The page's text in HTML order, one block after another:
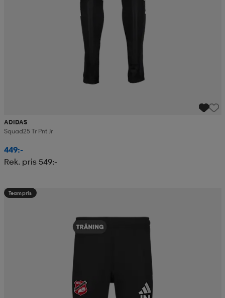
ADIDAS
Squad25 Tr Pnt Jr
449:-
Rek. pris 549:-
Teampris